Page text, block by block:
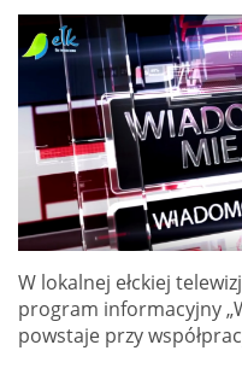
W lokalnej ełckiej
program informacyjny
powstaje przy